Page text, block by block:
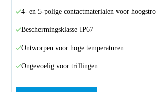
4- en 5-polige contactmaterialen voor
Beschermingsklasse IP67
Ontworpen voor hoge temperaturen
Ongevoelig voor trillingen